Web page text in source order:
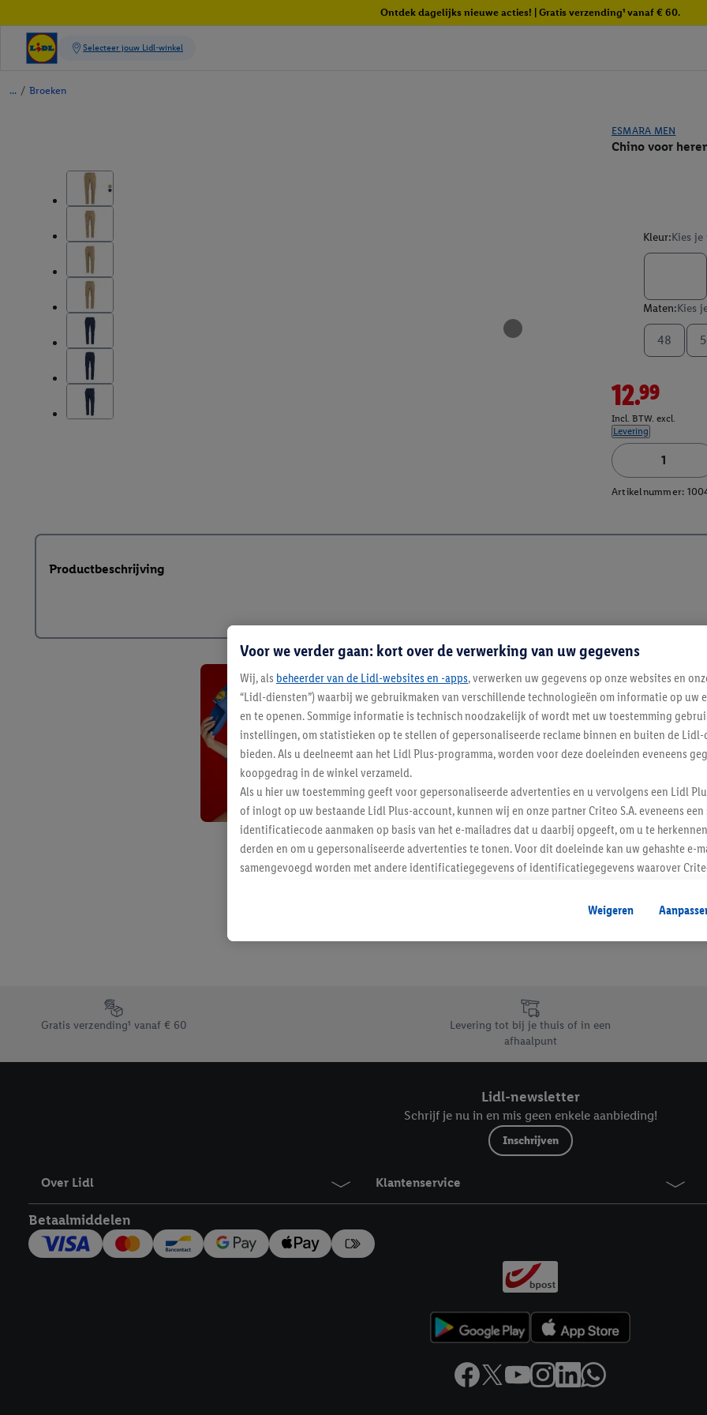
Ontdek dagelijks nieuwe acties! | Gratis verzending¹ vanaf € 60.
/ Broeken
ESMARA MEN
Chino voor
Kleur:Kies
Maten:Kies
48
12.99
Incl. BTW. excl.
Levering
Artikelnummer:
Productbeschrijving
Blijf op de
Schrijf je in op de
Footerelement met de verschillende USPs van Lidl.be
Gratis verzending¹ vanaf € 60
Levering tot bij je thuis of in een
afhaalpunt
Lidl-newsletter
Schrijf je nu in en mis geen enkele aanbieding!
Inschrijven
Over Lidl Klantenservice
Betaalmiddelen
Voor we verder gaan: kort over de verwerking van uw gegevens
Wij, als beheerder van de Lidl-websites en -apps, verwerken uw gegevens op onze websites en
“Lidl-diensten”) waarbij we gebruikmaken van verschillende technologieën om informatie op uw
en te openen. Sommige informatie is technisch noodzakelijk of wordt met uw toestemming
instellingen, om statistieken op te stellen of gepersonaliseerde reclame binnen en buiten de Lidl-
bieden. Als u deelneemt aan het Lidl Plus-programma, worden voor deze doeleinden eveneens
koopgedrag in de winkel verzameld.
Als u hier uw toestemming geeft voor gepersonaliseerde advertenties en u vervolgens een Lidl
of inlogt op uw bestaande Lidl Plus-account, kunnen wij en onze partner Criteo S.A. eveneens
identificatiecode aanmaken op basis van het e-mailadres dat u daarbij opgeeft, om u te
derden en om u gepersonaliseerde advertenties te tonen. Voor dit doeleinde kan uw gehashte e-
samengevoegd worden met andere identificatiegegevens of identificatiegegevens waarover
Als u hiermee akkoord gaat, kunnen advertenties in het kader van retargeting, d.w.z. advertenties
u interesse hebt getoond (bijvoorbeeld door het product in de webshop aan uw winkelmandje
niet te kopen), ook op verschillende apparaten en verschillende Lidl-diensten worden
Onder “Aanpassen” kunt u individuele doeleinden toestaan en meer informatie vinden over de
Door op “weigeren” te klikken, kunt u alleen het gebruik van de noodzakelijke technologieën
“aanvaarden” te klikken, stemt u in met alle verwerkingen voor alle bovengenoemde doeleinden.
Weigeren